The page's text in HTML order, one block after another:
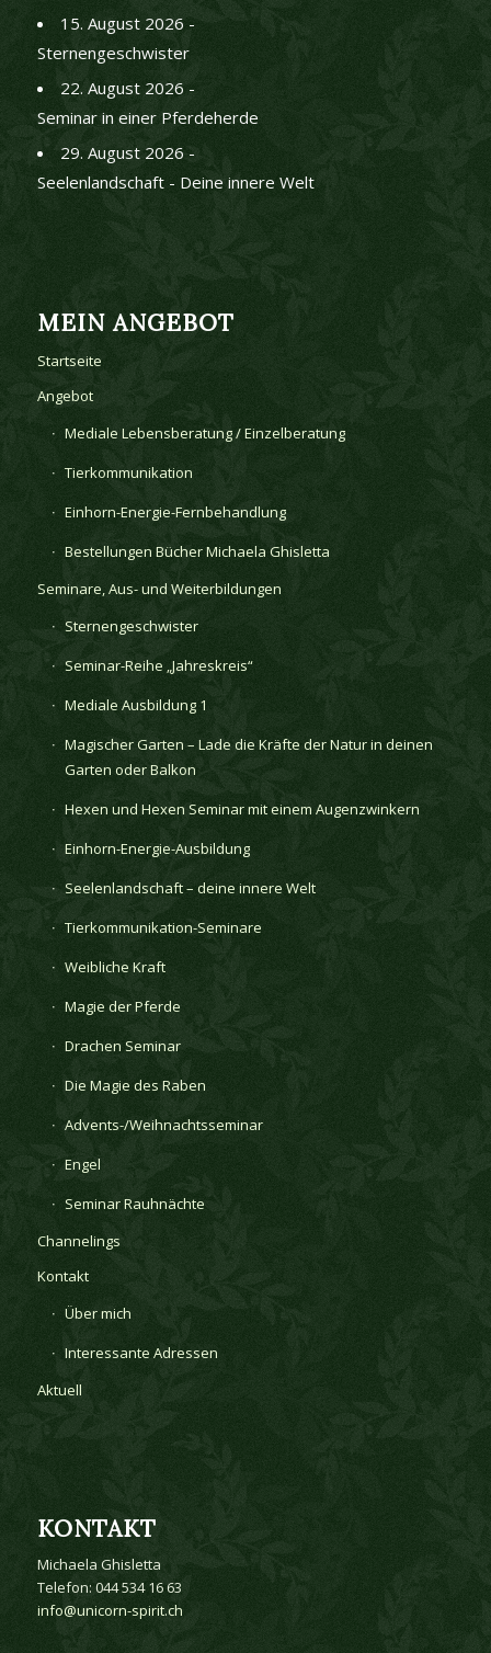
15. August 2026 -
Sternengeschwister
22. August 2026 -
Seminar in einer Pferdeherde
29. August 2026 -
Seelenlandschaft - Deine innere Welt
MEIN ANGEBOT
Startseite
Angebot
Mediale Lebensberatung / Einzelberatung
Tierkommunikation
Einhorn-Energie-Fernbehandlung
Bestellungen Bücher Michaela Ghisletta
Seminare, Aus- und Weiterbildungen
Sternengeschwister
Seminar-Reihe „Jahreskreis“
Mediale Ausbildung 1
Magischer Garten – Lade die Kräfte der Natur in deinen
Garten oder Balkon
Hexen und Hexen Seminar mit einem Augenzwinkern
Einhorn-Energie-Ausbildung
Seelenlandschaft – deine innere Welt
Tierkommunikation-Seminare
Weibliche Kraft
Magie der Pferde
Drachen Seminar
Die Magie des Raben
Advents-/Weihnachtsseminar
Engel
Seminar Rauhnächte
Channelings
Kontakt
Über mich
Interessante Adressen
Aktuell
KONTAKT
Michaela Ghisletta
Telefon: 044 534 16 63
info@unicorn-spirit.ch